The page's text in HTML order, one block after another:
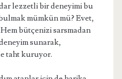
lezzetli bir deneyimi bu
mümkün mü? Evet,
bütçenizi sarsmadan
sunarak,
taht kuruyor.